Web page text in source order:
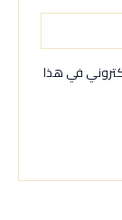
في هذا